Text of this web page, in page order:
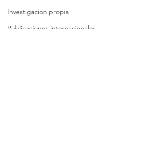
Investigacion propia
Publicaciones internacionales